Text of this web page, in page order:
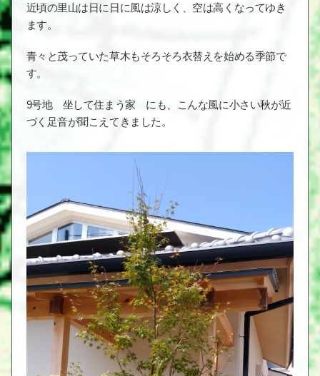
近頃の里山は日に日に風は涼しく、空は高くなってゆき
ます。
青々と茂っていた草木もそろそろ衣替えを始める季節で
す。
9号地 坐して住まう家 にも、こんな風に小さい秋が近
づく足音が聞こえてきました。